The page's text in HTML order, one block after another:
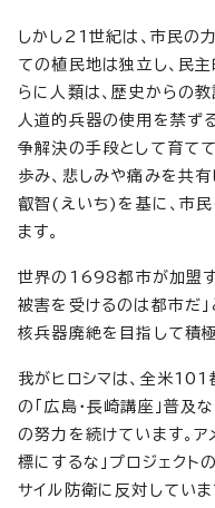
しかし21世紀は、市民の
ての植民地は独立し、民
らに人類は、歴史からの
人道的兵器の使用を禁ず
争解決の手段として育て
歩み、悲しみや痛みを共
叡智(えいち)を基に、市
ます。
世界の1698都市が加盟す
被害を受けるのは都市だ
核兵器廃絶を目指して積
我がヒロシマは、全米
の「広島・長崎講座」普及
の努力を続けています。ア
標にするな」プロジェクト
サイル防衛に反対してい